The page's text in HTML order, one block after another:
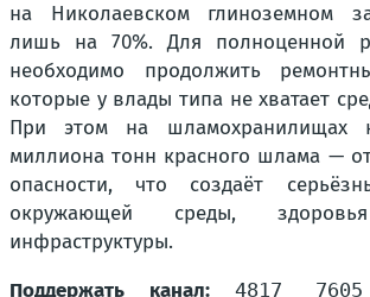
на Николаевском глиноземном
лишь на 70%. Для полноценной
необходимо продолжить
которые у влады типа не хватает
При этом на шламохранилищах
миллиона тонн красного шлама —
опасности, что создаёт
окружающей среды,
инфраструктуры.
Поддержать канал:4817